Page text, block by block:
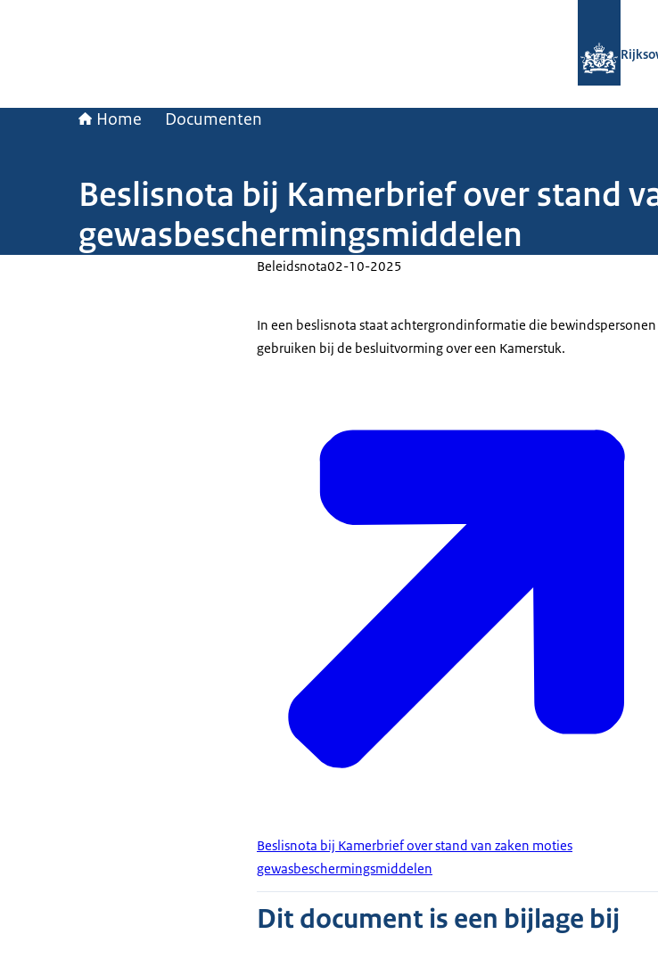
Home Documenten
Beslisnota bij Kamerbrief over stand
gewasbeschermingsmiddelen
Beleidsnota02-10-2025
In een beslisnota staat achtergrondinformatie die bewindspersonen
gebruiken bij de besluitvorming over een Kamerstuk.
Beslisnota bij Kamerbrief over stand van zaken moties
gewasbeschermingsmiddelen
Dit document is een bijlage bij